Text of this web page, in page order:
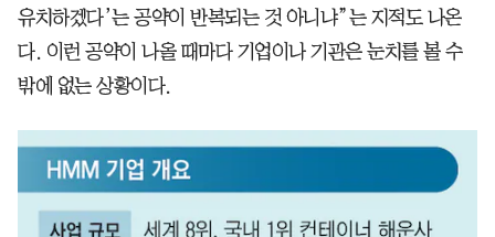
유치하겠다’는 공약이 반복되는 것 아니냐”는 지적도 나온
다. 이런 공약이 나올 때마다 기업이나 기관은 눈치를 볼 수
밖에 없는 상황이다.